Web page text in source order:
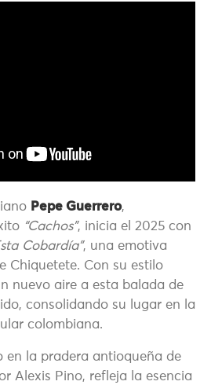
Pepe Guerrero,
“Cachos”, inicia el 2025 con
Cobardía”, una emotiva
Chiquetete. Con su estilo
nuevo aire a esta balada de
consolidando su lugar en la
colombiana.
en la pradera antioqueña de
Alexis Pino, refleja la esencia